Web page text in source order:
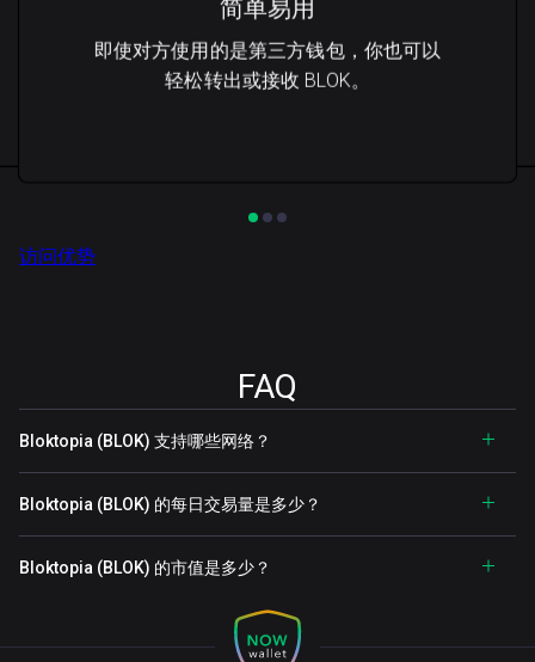
简单易用
即使对方使用的是第三方钱包，你也可以
轻松转出或接收 BLOK。
访问优势
FAQ
Bloktopia (BLOK) 支持哪些网络？
Bloktopia (BLOK) 的每日交易量是多少？
Bloktopia (BLOK) 的市值是多少？